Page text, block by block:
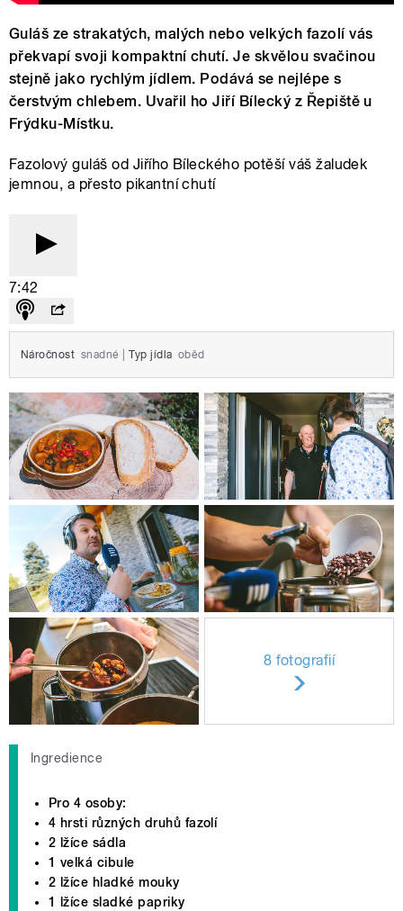
Guláš ze strakatých, malých nebo velkých fazolí vás
překvapí svoji kompaktní chutí. Je skvělou svačinou
stejně jako rychlým jídlem. Podává se nejlépe s
čerstvým chlebem. Uvařil ho Jiří Bílecký z Řepiště u
Frýdku-Místku.
Fazolový guláš od Jiřího Bíleckého potěší váš žaludek
jemnou, a přesto pikantní chutí
7:42
Náročnost snadné Typ jídla oběd
8 fotografií
Ingredience
Pro 4 osoby:
4 hrsti různých druhů fazolí
2 lžíce sádla
1 velká cibule
2 lžíce hladké mouky
1 lžíce sladké papriky